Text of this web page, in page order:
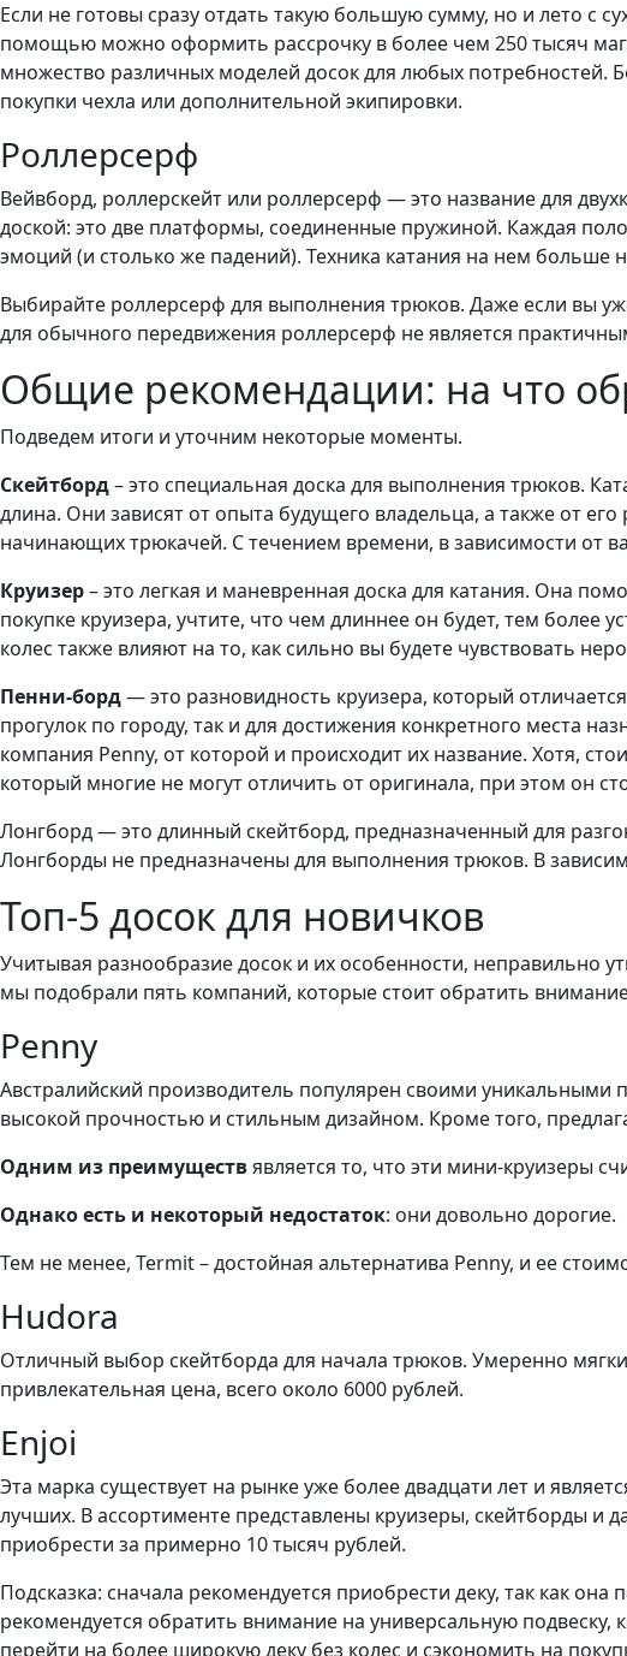
Если не готовы сразу отдать такую большую сумму, но и лето с
помощью можно оформить рассрочку в более чем 250 тысяч
множество различных моделей досок для любых потребностей.
покупки чехла или дополнительной экипировки.
Роллерсерф
Вейвборд, роллерскейт или роллерсерф — это название для
доской: это две платформы, соединенные пружиной. Каждая
эмоций (и столько же падений). Техника катания на нем больше
Выбирайте роллерсерф для выполнения трюков. Даже если вы
для обычного передвижения роллерсерф не является
Общие рекомендации: на что
Подведем итоги и уточним некоторые моменты.
Скейтборд– это специальная доска для выполнения трюков.
длина. Они зависят от опыта будущего владельца, а также от
начинающих трюкачей. С течением времени, в зависимости от
Круизер– это легкая и маневренная доска для катания. Она
покупке круизера, учтите, что чем длиннее он будет, тем
колес также влияют на то, как сильно вы будете чувствовать
Пенни-борд— это разновидность круизера, который
прогулок по городу, так и для достижения конкретного места
компания Penny, от которой и происходит их название. Хотя,
который многие не могут отличить от оригинала, при этом он
Лонгборд — это длинный скейтборд, предназначенный для
Лонгборды не предназначены для выполнения трюков. В
Топ-5 досок для новичков
Учитывая разнообразие досок и их особенности, неправильно
мы подобрали пять компаний, которые стоит обратить
Penny
Австралийский производитель популярен своими
высокой прочностью и стильным дизайном. Кроме того,
Одним из преимуществявляется то, что эти мини-круизеры
Однако есть и некоторый недостаток: они довольно дорогие.
Тем не менее, Termit – достойная альтернатива Penny, и ее
Hudora
Отличный выбор скейтборда для начала трюков. Умеренно
привлекательная цена, всего около 6000 рублей.
Enjoi
Эта марка существует на рынке уже более двадцати лет и
лучших. В ассортименте представлены круизеры, скейтборды и
приобрести за примерно 10 тысяч рублей.
Подсказка: сначала рекомендуется приобрести деку, так как
рекомендуется обратить внимание на универсальную
перейти на более широкую деку без колес и сэкономить на